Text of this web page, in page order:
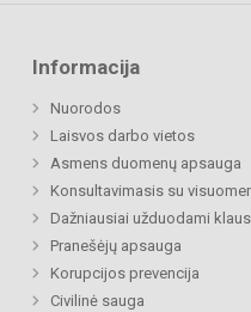
Informacija
Nuorodos
Laisvos darbo vietos
Asmens duomenų apsauga
Konsultavimasis su
Dažniausiai užduodami
Pranešėjų apsauga
Korupcijos prevencija
Civilinė sauga